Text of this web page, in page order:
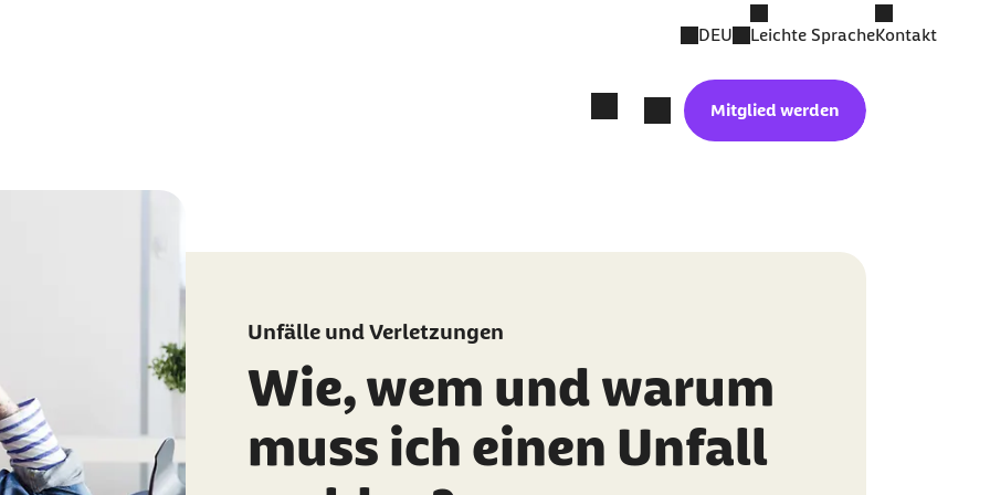
DEU Leichte SpracheKontakt
Mitglied werden
Unfälle und Verletzungen
Wie, wem und warum
muss ich einen Unfall